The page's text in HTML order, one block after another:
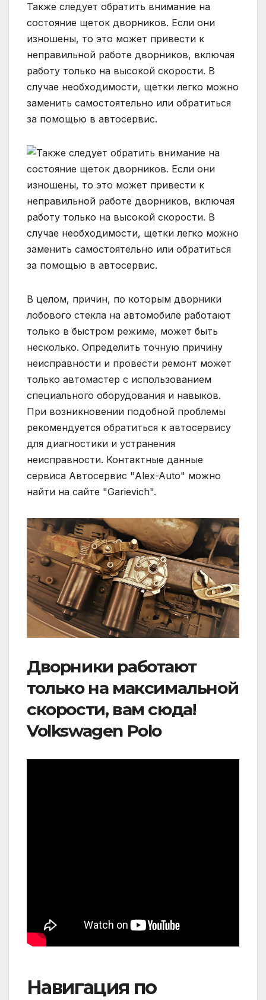
Также следует обратить внимание на
состояние щеток дворников. Если они
изношены, то это может привести к
неправильной работе дворников, включая
работу только на высокой скорости. В
случае необходимости, щетки легко можно
заменить самостоятельно или обратиться
за помощью в автосервис.
В целом, причин, по которым дворники
лобового стекла на автомобиле работают
только в быстром режиме, может быть
несколько. Определить точную причину
неисправности и провести ремонт может
только автомастер с использованием
специального оборудования и навыков.
При возникновении подобной проблемы
рекомендуется обратиться к автосервису
для диагностики и устранения
неисправности. Контактные данные
сервиса Автосервис "Alex-Auto" можно
найти на сайте "Garievich".
Дворники работают
только на максимальной
скорости, вам сюда!
Volkswagen Polo
Навигация по